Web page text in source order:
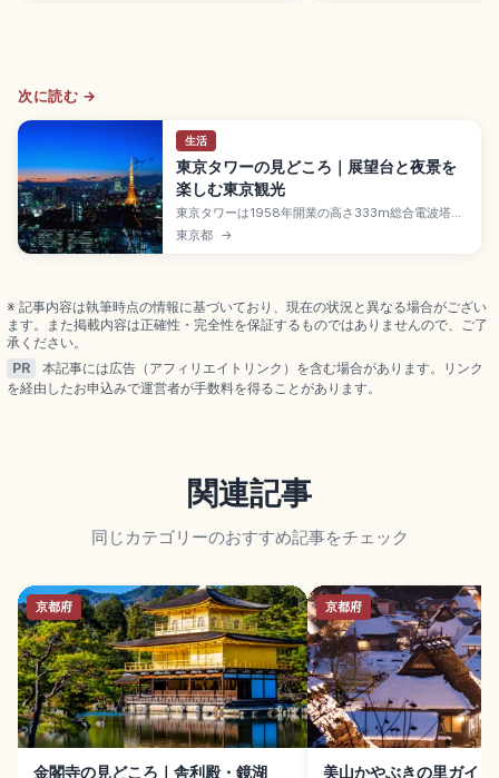
次に読む →
生活
東京タワーの見どころ｜展望台と夜景を
楽しむ東京観光
東京タワーは1958年開業の高さ333m総合電波塔
で、東京を象徴するランドマーク。地上150mのメイ
ンデッキ(大人1,500円)とガラス床、地上250mのト
東京都 →
※ 記事内容は執筆時点の情報に基づいており、現在の状況と異なる場合がござい
ます。また掲載内容は正確性・完全性を保証するものではありませんので、ご了
承ください。
PR
本記事には広告（アフィリエイトリンク）を含む場合があります。リンク
を経由したお申込みで運営者が手数料を得ることがあります。
関連記事
同じカテゴリーのおすすめ記事をチェック
京都府
金閣寺の見どころ｜舎利殿・鏡湖
京都府
美山かやぶきの里ガイド